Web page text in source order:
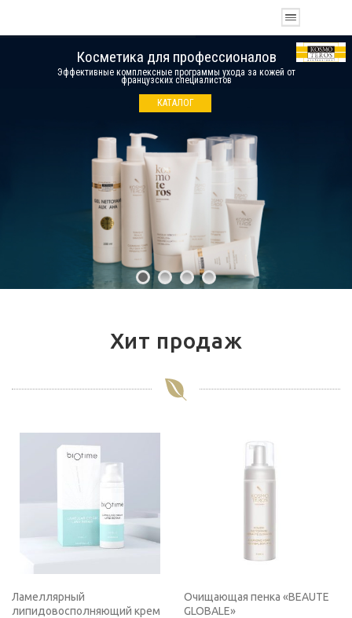
Косметика для профессионалов
Эффективные комплексные программы ухода за кожей от
французских специалистов
КАТАЛОГ
Хит продаж
Ламеллярный
липидовосполняющий крем
Очищающая пенка «BEAUTE
GLOBALE»